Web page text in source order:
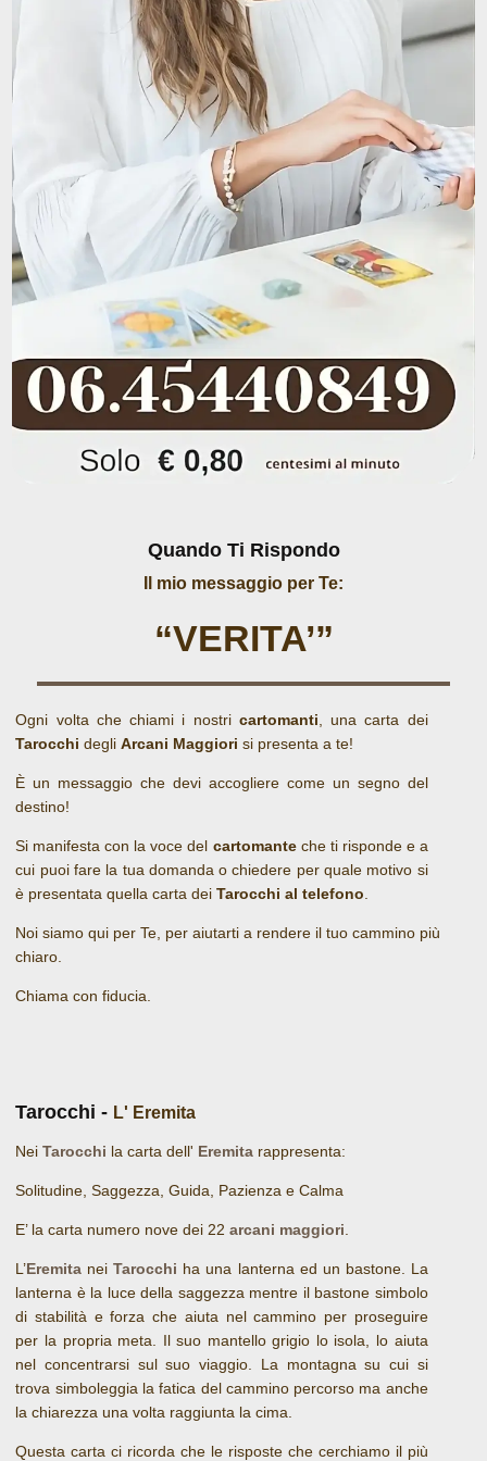
Quando Ti Rispondo
Il mio messaggio per Te:
“VERITA’”
Ogni volta che chiami i nostri cartomanti, una carta dei
Tarocchi degliArcani Maggiori si presenta a te!
È un messaggio che devi accogliere come un segno del
destino!
Si manifesta con la voce del cartomanteche ti risponde e a
cui puoi fare la tua domanda o chiedere per quale motivo si
è presentata quella carta deiTarocchi al telefono.
Noi siamo qui per Te, per aiutarti a rendere il tuo cammino più
chiaro.
Chiama con fiducia.
Tarocchi - L' Eremita
NeiTarocchi la carta dell' Eremita rappresenta:
Solitudine, Saggezza, Guida, Pazienza e Calma
E’ la carta numero nove dei 22arcani maggiori.
L’Eremita neiTarocchi ha una lanterna ed un bastone. La
lanterna è la luce della saggezza mentre il bastone simbolo
di stabilità e forza che aiuta nel cammino per proseguire
per la propria meta. Il suo mantello grigio lo isola, lo aiuta
nel concentrarsi sul suo viaggio. La montagna su cui si
trova simboleggia la fatica del cammino percorso ma anche
la chiarezza una volta raggiunta la cima.
Questa carta ci ricorda che le risposte che cerchiamo il più